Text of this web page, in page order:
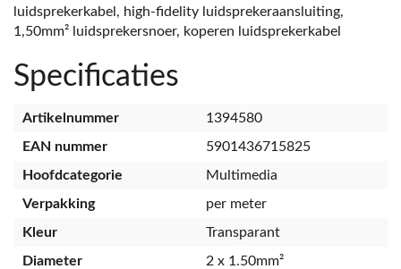
luidsprekerkabel, high-fidelity luidsprekeraansluiting,
1,50mm² luidsprekersnoer, koperen luidsprekerkabel
Specificaties
Artikelnummer
1394580
EAN nummer
5901436715825
Hoofdcategorie
Multimedia
Verpakking
per meter
Kleur
Transparant
Diameter
2 x 1.50mm²